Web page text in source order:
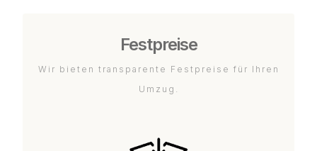
Festpreise
Wir bieten transparente Festpreise für Ihren
Umzug.